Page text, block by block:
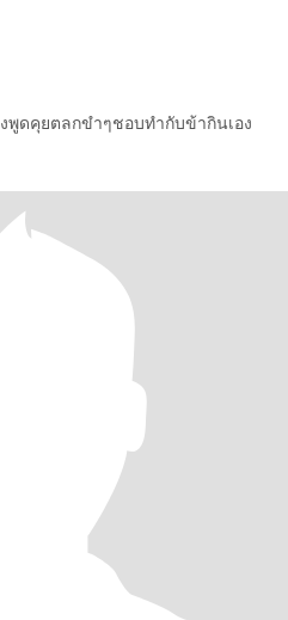
ดคุยตลกขำๆชอบทำกับข้ากินเอง